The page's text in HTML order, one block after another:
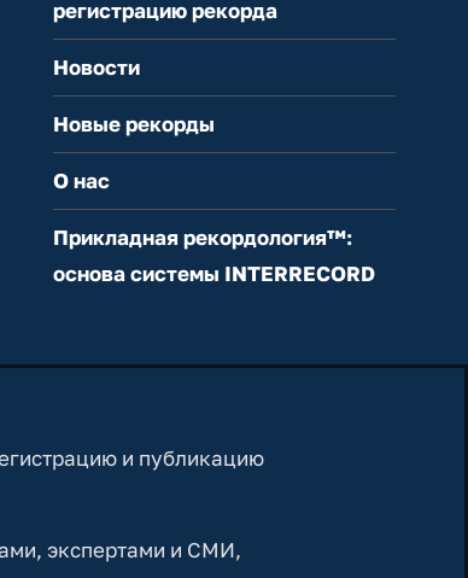
регистрацию рекорда
Новости
Новые рекорды
О нас
Прикладная рекордология™:
основа системы INTERRECORD
и публикацию
экспертами и СМИ,